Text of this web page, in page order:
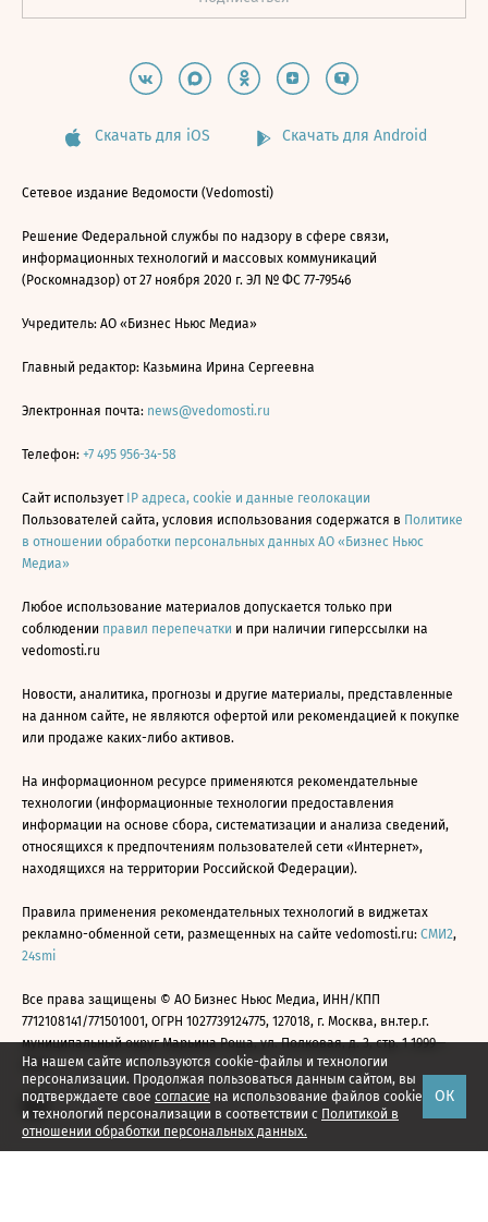
На нашем сайте используются cookie-файлы и технологии
персонализации. Продолжая пользоваться данным сайтом, вы
подтверждаете свое согласие на использование файлов cookie
и технологий персонализации в соответствии с Политикой в
отношении обработки персональных данных.
ОК
Скачать для iOS Скачать для Android
Сетевое издание Ведомости (Vedomosti)
Решение Федеральной службы по надзору в сфере связи,
информационных технологий и массовых коммуникаций
(Роскомнадзор) от 27 ноября 2020 г. ЭЛ № ФС 77-79546
Учредитель: АО «Бизнес Ньюс Медиа»
Главный редактор: Казьмина Ирина Сергеевна
Электронная почта: news@vedomosti.ru
Телефон: +7 495 956-34-58
Сайт использует IP адреса, cookie и данные геолокации
Пользователей сайта, условия использования содержатся в Политике
в отношении обработки персональных данных АО «Бизнес Ньюс
Медиа»
Любое использование материалов допускается только при
соблюдении правил перепечатки и при наличии гиперссылки на
vedomosti.ru
Новости, аналитика, прогнозы и другие материалы, представленные
на данном сайте, не являются офертой или рекомендацией к покупке
или продаже каких-либо активов.
На информационном ресурсе применяются рекомендательные
технологии (информационные технологии предоставления
информации на основе сбора, систематизации и анализа сведений,
относящихся к предпочтениям пользователей сети «Интернет»,
находящихся на территории Российской Федерации).
Правила применения рекомендательных технологий в виджетах
рекламно-обменной сети, размещенных на сайте vedomosti.ru: СМИ2,
24smi
Все права защищены © АО Бизнес Ньюс Медиа, ИНН/КПП
7712108141/771501001, ОГРН 1027739124775, 127018, г. Москва, вн.тер.г.
муниципальный округ Марьина Роща, ул. Полковая, д. 3, стр. 1 1999—
2026